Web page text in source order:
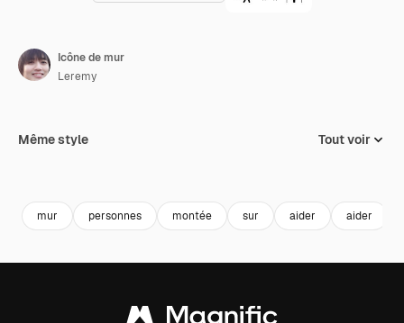
Icône de mur
Leremy
Même style Tout voir
mur personnes montée sur aider aider